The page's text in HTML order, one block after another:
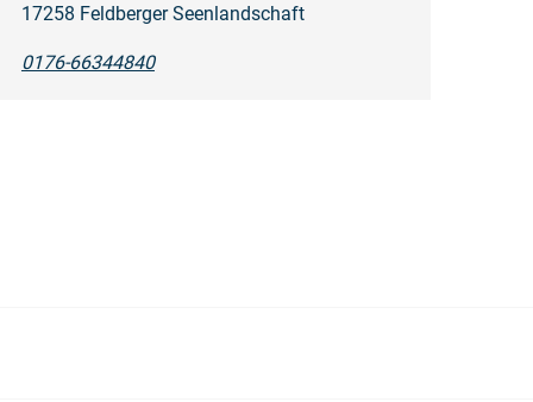
17258 Feldberger Seenlandschaft
0176-66344840